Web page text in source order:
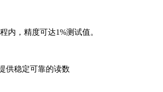
内，精度可达1%测试值。
供稳定可靠的读数